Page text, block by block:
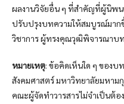
ผลงานวิจัยอื่น ๆ ที่สำคัญที่ผู้นิพน
ปรับปรุงบทความให้สมบูรณ์มาก
วิชาการ ผู้ทรงคุณวุฒิพิจารณาบ
หมายเหตุ: ข้อคิดเห็นใด ๆ ของ
สังคมศาสตร์ มหาวิทยาลัยมหา
คณะผู้จัดทำวารสารไม่จำเป็นต้